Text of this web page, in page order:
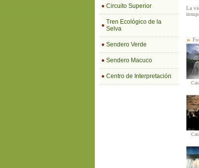
Circuito Superior
Tren Ecológico de la
Selva
Sendero Verde
Sendero Macuco
Centro de Interpretación
La